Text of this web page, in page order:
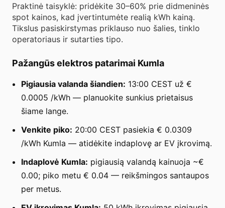
Praktinė taisyklė: pridėkite 30–60% prie didmeninės
spot kainos, kad įvertintumėte realią kWh kainą.
Tikslus pasiskirstymas priklauso nuo šalies, tinklo
operatoriaus ir sutarties tipo.
Pažangūs elektros patarimai Kumla
Pigiausia valanda šiandien: 13:00 CEST už €
0.0005 /kWh — planuokite sunkius prietaisus
šiame lange.
Venkite piko: 20:00 CEST pasiekia € 0.0309
/kWh Kumla — atidėkite indaplovę ar EV įkrovimą.
Indaplovė Kumla: pigiausią valandą kainuoja ~€
0.00; piko metu € 0.04 — reikšmingos santaupos
per metus.